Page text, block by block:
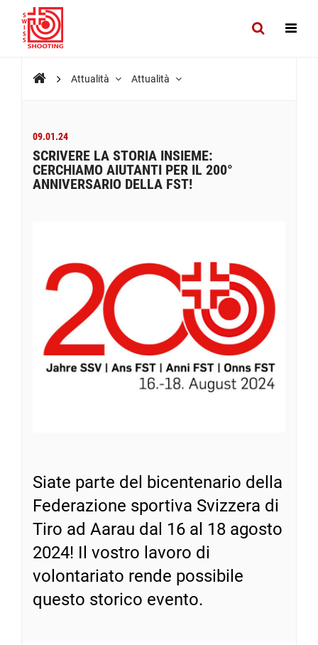
Attualità Attualità
09.01.24
SCRIVERE LA STORIA INSIEME:
CERCHIAMO AIUTANTI PER IL 200°
ANNIVERSARIO DELLA FST!
Siate parte del bicentenario della
Federazione sportiva Svizzera di
Tiro ad Aarau dal 16 al 18 agosto
2024! Il vostro lavoro di
volontariato rende possibile
questo storico evento.